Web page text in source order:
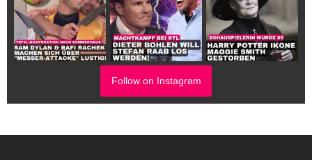
Follow on Instagram